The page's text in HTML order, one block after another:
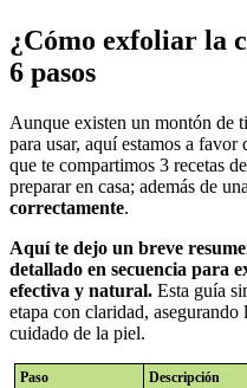
¿Cómo exfoliar la
6 pasos
Aunque existen un montón de
para usar, aquí estamos a
que te compartimos 3 recetas
preparar en casa; además de una
correctamente.
Aquí te dejo un breve
detallado en secuencia para
efectiva y natural. Esta guía
etapa con claridad, asegurando
cuidado de la piel.
Paso
Descripción